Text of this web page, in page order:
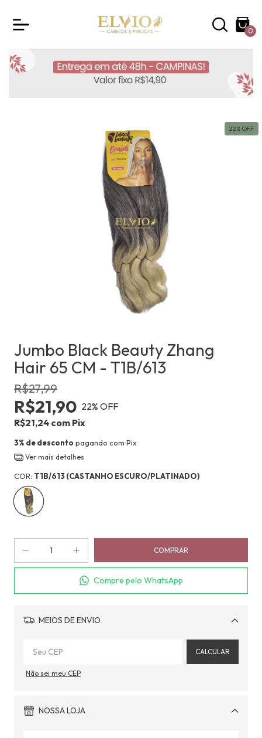
0
22% OFF
Jumbo Black Beauty Zhang
Hair 65 CM - T1B/613
R$27,99
R$21,90 22% OFF
R$21,24 com Pix
3% de desconto pagando com Pix
Ver mais detalhes
COR: T1B/613 (CASTANHO ESCURO/PLATINADO)
Compre pelo WhatsApp
MEIOS DE ENVIO
Alterar CEP
CALCULAR
Não sei meu CEP
NOSSA LOJA